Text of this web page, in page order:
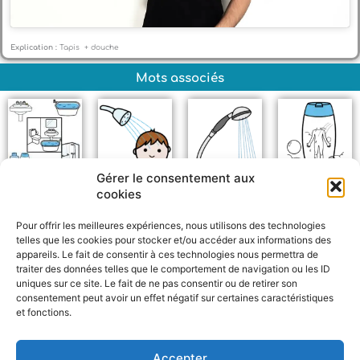
Gérer le consentement aux
cookies
Pour offrir les meilleures expériences, nous utilisons des technologies
telles que les cookies pour stocker et/ou accéder aux informations des
appareils. Le fait de consentir à ces technologies nous permettra de
traiter des données telles que le comportement de navigation ou les ID
uniques sur ce site. Le fait de ne pas consentir ou de retirer son
consentement peut avoir un effet négatif sur certaines caractéristiques
et fonctions.
Explication : Tapis + douche
Mots associés
Douche
Pommeau de
Gel douche
a
h
e
s
a